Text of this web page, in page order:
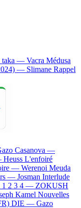
— Vacra Médusa
— Slimane Rappel
Casanova —
Heuss L'enfoiré
— Werenoi Meuda
— Josman Interlude
1 2 3 4 — ZOKUSH
Kamel Nouvelles
DIE — Gazo